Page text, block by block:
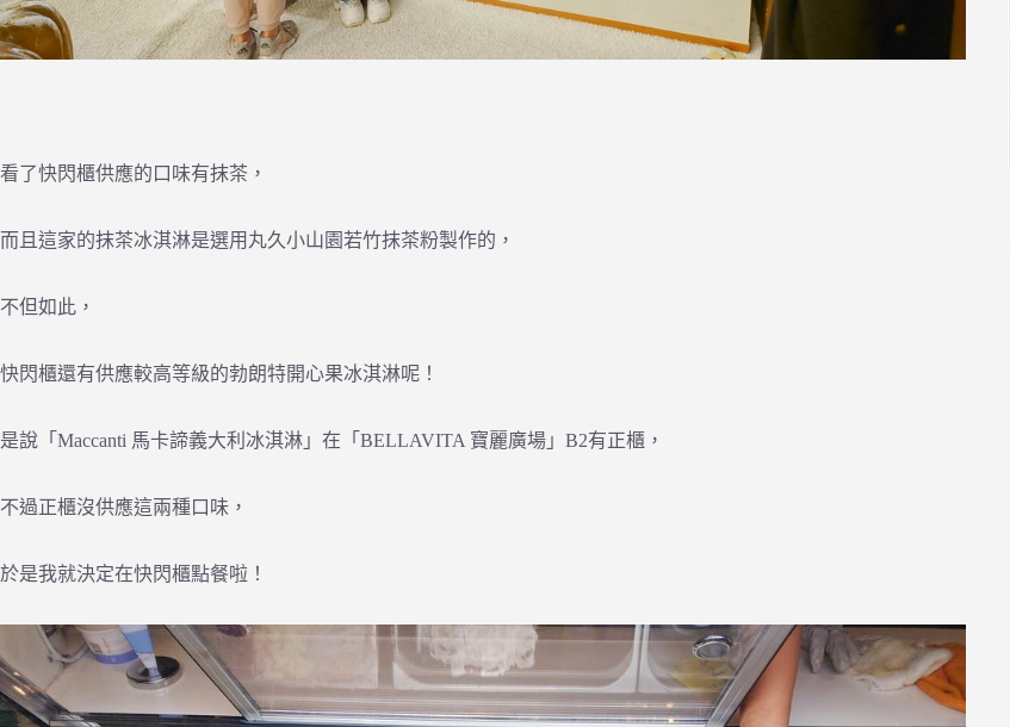
看了快閃櫃供應的口味有抹茶，
而且這家的抹茶冰淇淋是選用丸久小山園若竹抹茶粉製作的，
不但如此，
快閃櫃還有供應較高等級的勃朗特開心果冰淇淋呢！
是說「Maccanti 馬卡諦義大利冰淇淋」在「BELLAVITA 寶麗廣場」B2有正櫃，
不過正櫃沒供應這兩種口味，
於是我就決定在快閃櫃點餐啦！